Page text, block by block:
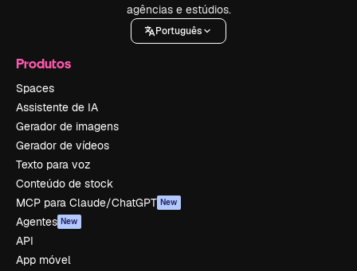
agências e estúdios.
Português
Produtos
Spaces
Assistente de IA
Gerador de imagens
Gerador de vídeos
Texto para voz
Conteúdo de stock
MCP para Claude/ChatGPT New
Agentes New
API
App móvel